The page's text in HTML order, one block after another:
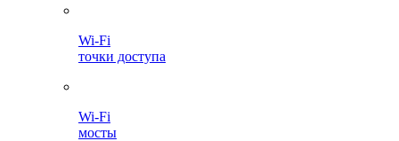
Wi-Fi
точки доступа
Wi-Fi
мосты